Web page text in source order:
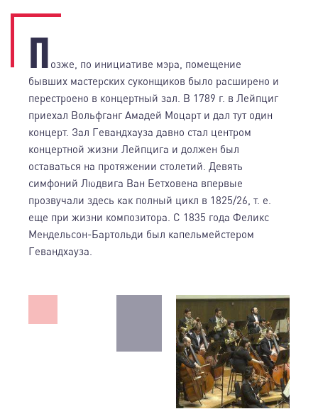
П озже, по инициативе мэра, помещение
бывших мастерских суконщиков было расширено и
перестроено в концертный зал. В 1789 г. в Лейпциг
приехал Вольфганг Амадей Моцарт и дал тут один
концерт. Зал Гевандхауза давно стал центром
концертной жизни Лейпцига и должен был
оставаться на протяжении столетий. Девять
симфоний Людвига Ван Бетховена впервые
прозвучали здесь как полный цикл в 1825/26, т. е.
еще при жизни композитора. С 1835 года Феликс
Мендельсон-Бартольди был капельмейстером
Гевандхауза.